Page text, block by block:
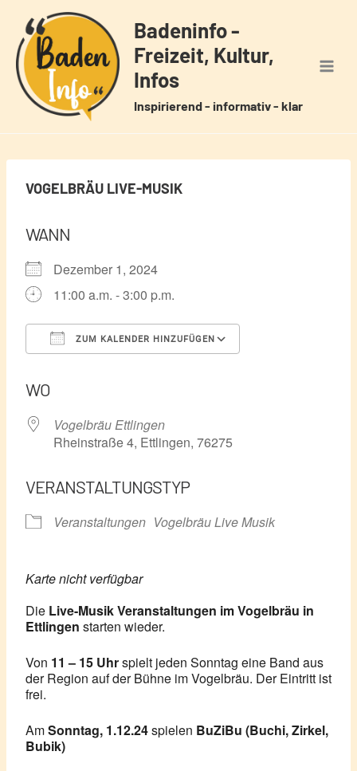
Inhalt
springen
Badeninfo -
Freizeit, Kultur,
Infos
Inspirierend - informativ - klar
VOGELBRÄU LIVE-MUSIK
WANN
Dezember 1, 2024
11:00 a.m. - 3:00 p.m.
ZUM KALENDER HINZUFÜGEN
WO
Vogelbräu Ettlingen
Rheinstraße 4, Ettlingen, 76275
VERANSTALTUNGSTYP
Veranstaltungen Vogelbräu Live Musik
Karte nicht verfügbar
Die Live-Musik Veranstaltungen im Vogelbräu in
Ettlingen starten wieder.
Von 11 – 15 Uhrspielt jeden Sonntag eine Band aus
der Region auf der Bühne im Vogelbräu. Der Eintritt ist
frei.
AmSonntag, 1.12.24spielen BuZiBu (Buchi, Zirkel,
Bubik)